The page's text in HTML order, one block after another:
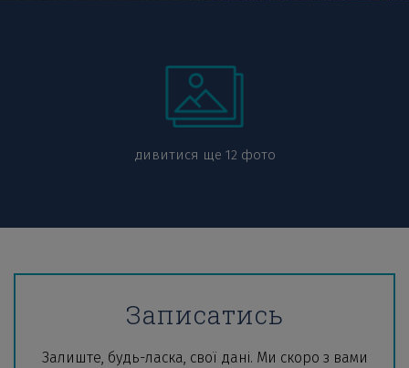
дивитися ще 12 фото
Записатись
Залиште, будь-ласка, свої дані. Ми скоро з вами